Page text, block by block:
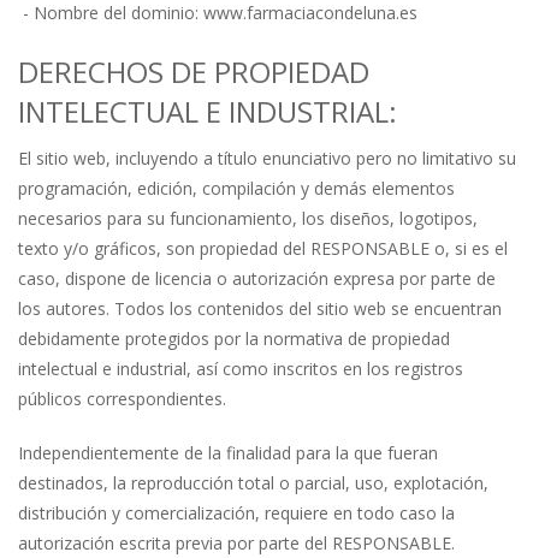
- Nombre del dominio: www.farmaciacondeluna.es
DERECHOS DE PROPIEDAD
INTELECTUAL E INDUSTRIAL:
El sitio web, incluyendo a título enunciativo pero no limitativo su
programación, edición, compilación y demás elementos
necesarios para su funcionamiento, los diseños, logotipos,
texto y/o gráficos, son propiedad del RESPONSABLE o, si es el
caso, dispone de licencia o autorización expresa por parte de
los autores. Todos los contenidos del sitio web se encuentran
debidamente protegidos por la normativa de propiedad
intelectual e industrial, así como inscritos en los registros
públicos correspondientes.
Independientemente de la finalidad para la que fueran
destinados, la reproducción total o parcial, uso, explotación,
distribución y comercialización, requiere en todo caso la
autorización escrita previa por parte del RESPONSABLE.